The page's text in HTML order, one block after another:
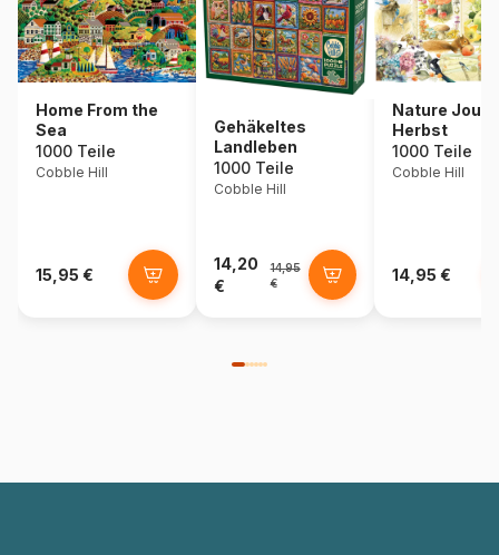
Home From the
Sea
1000 Teile
Cobble Hill
15,95 €
Gehäkeltes
Landleben
1000 Teile
Cobble Hill
14,20
€
14,95
€
Nature
Herbst
1000 Teile
Cobble Hill
14,95 €